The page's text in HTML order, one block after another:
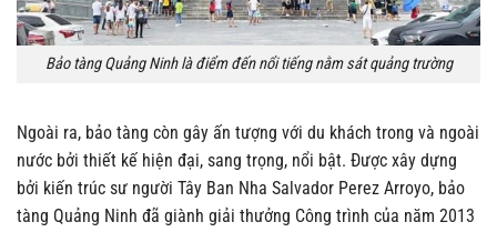
Bảo tàng Quảng Ninh là điểm đến nổi tiếng nằm sát quảng trường
Ngoài ra, bảo tàng còn gây ấn tượng với du khách trong và ngoài
nước bởi thiết kế hiện đại, sang trọng, nổi bật. Được xây dựng
bởi kiến trúc sư người Tây Ban Nha Salvador Perez Arroyo, bảo
tàng Quảng Ninh đã giành giải thưởng Công trình của năm 2013